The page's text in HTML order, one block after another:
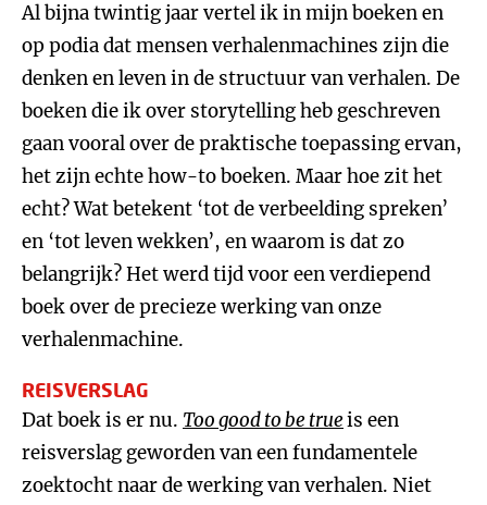
Al bijna twintig jaar vertel ik in mijn boeken en
op podia dat mensen verhalenmachines zijn die
denken en leven in de structuur van verhalen. De
boeken die ik over storytelling heb geschreven
gaan vooral over de praktische toepassing ervan,
het zijn echte how-to boeken. Maar hoe zit het
echt? Wat betekent ‘tot de verbeelding spreken’
en ‘tot leven wekken’, en waarom is dat zo
belangrijk? Het werd tijd voor een verdiepend
boek over de precieze werking van onze
verhalenmachine.
REISVERSLAG
Dat boek is er nu. Too good to be trueis een
reisverslag geworden van een fundamentele
zoektocht naar de werking van verhalen. Niet